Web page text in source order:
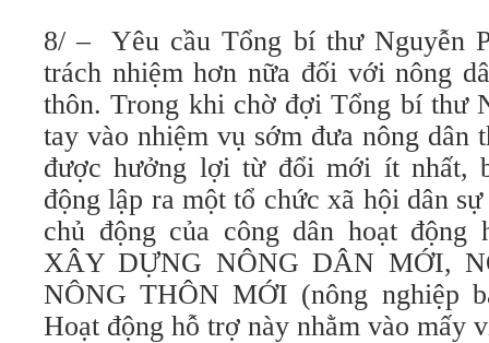
8/ – Yêu cầu Tổng bí thư Nguyễn
trách nhiệm hơn nữa đối với nông
thôn. Trong khi chờ đợi Tổng bí thư
tay vào nhiệm vụ sớm đưa nông dân
được hưởng lợi từ đổi mới ít nhất,
động lập ra một tổ chức xã hội dân
chủ động của công dân hoạt động
XÂY DỰNG NÔNG DÂN MỚI,
NÔNG THÔN MỚI (nông nghiệp
Hoạt động hỗ trợ này nhằm vào mấy